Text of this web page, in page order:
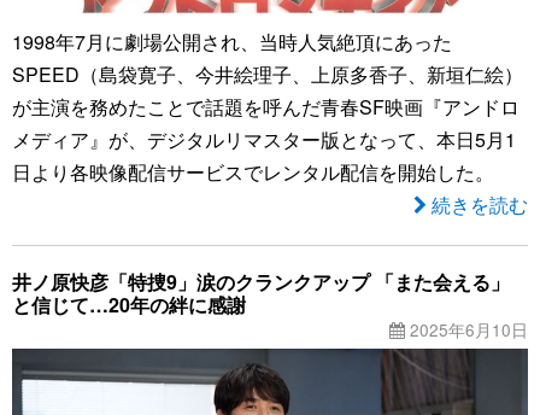
1998年7月に劇場公開され、当時人気絶頂にあった
SPEED（島袋寛子、今井絵理子、上原多香子、新垣仁絵）
が主演を務めたことで話題を呼んだ青春SF映画『アンドロ
メディア』が、デジタルリマスター版となって、本日5月1
日より各映像配信サービスでレンタル配信を開始した。
続きを読む
井ノ原快彦「特捜9」涙のクランクアップ 「また会える」
と信じて…20年の絆に感謝
2025年6月10日